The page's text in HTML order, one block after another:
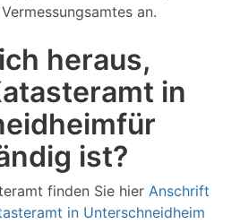
an.
heraus,
in
ist?
finden Sie hier Anschrift
in Unterschneidheim